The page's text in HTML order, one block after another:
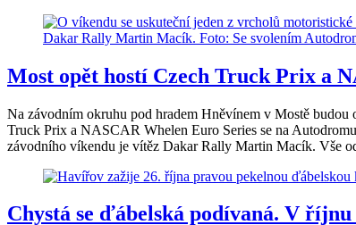
Most opět hostí Czech Truck Prix a
Na závodním okruhu pod hradem Hněvínem v Mostě
Truck Prix a NASCAR Whelen Euro Series se na
závodního víkendu je vítěz Dakar Rally Martin Macík. Vše
Chystá se ďábelská podívaná. V